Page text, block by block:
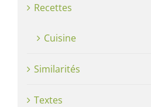
Recettes
Cuisine
Similarités
Textes